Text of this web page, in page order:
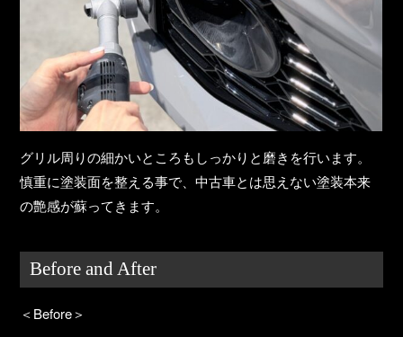
グリル周りの細かいところもしっかりと磨きを行います。
慎重に塗装面を整える事で、中古車とは思えない塗装本来
の艶感が蘇ってきます。
Before and After
＜Before＞